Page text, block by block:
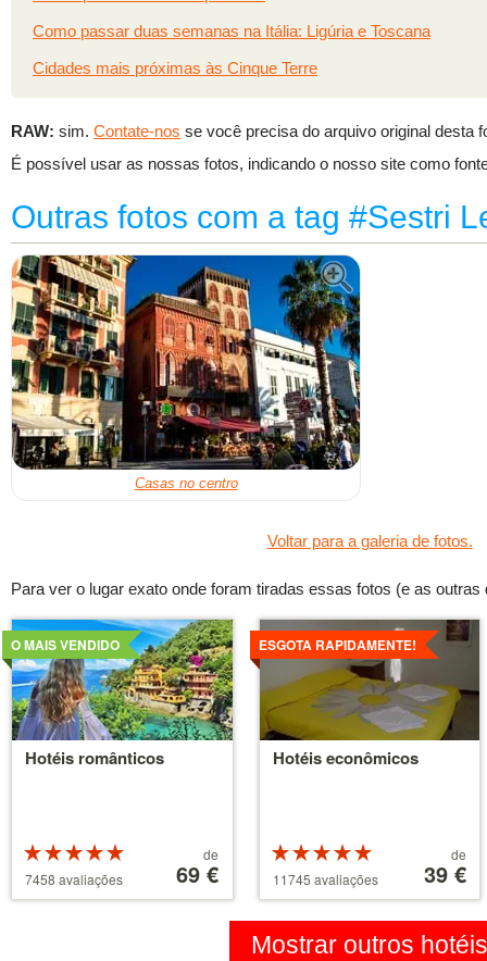
Como passar duas semanas na Itália: Ligúria e Toscana
Cidades mais próximas às Cinque Terre
RAW: sim. Contate-nos se você precisa do arquivo original desta
É possível usar as nossas fotos, indicando o nosso site como
Outras fotos com a tag #Sestri
Casas no centro
Voltar para a galeria de fotos.
Para ver o lugar exato onde foram tiradas essas fotos (e as
Hotéis românticos
O MAIS VENDIDO
Classificação:
5 de 5
estrelas
7458 avaliações partir
de
de
69 €
Detalhes
Hotéis econômicos
ESGOTA RAPIDAMENTE!
Classificação:
5 de 5
estrelas
11745 avaliações partir
de
110 €
de
39 €
Detalhes
Mostrar outros hotéis